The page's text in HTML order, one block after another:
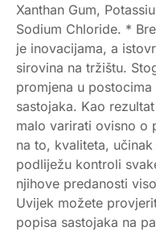
Xanthan Gum,
Sodium Chloride. *
je inovacijama, a
sirovina na tržištu.
promjena u
sastojaka. Kao
malo varirati ovisno o
na to, kvaliteta,
podliježu kontroli
njihove predanosti
Uvijek možete
popisa sastojaka na